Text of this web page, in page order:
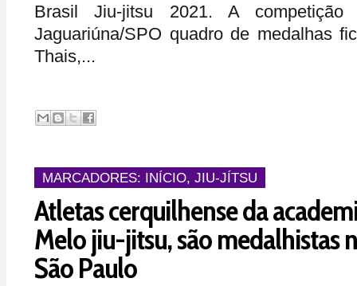
Brasil Jiu-jitsu 2021. A
Jaguariúna/SPO quadro de medalhas
Thais,...
MARCADORES: INÍCIO, JIU-JÍTSU
Atletas cerquilhense da
Melo jiu-jitsu, são medalhistas
São Paulo